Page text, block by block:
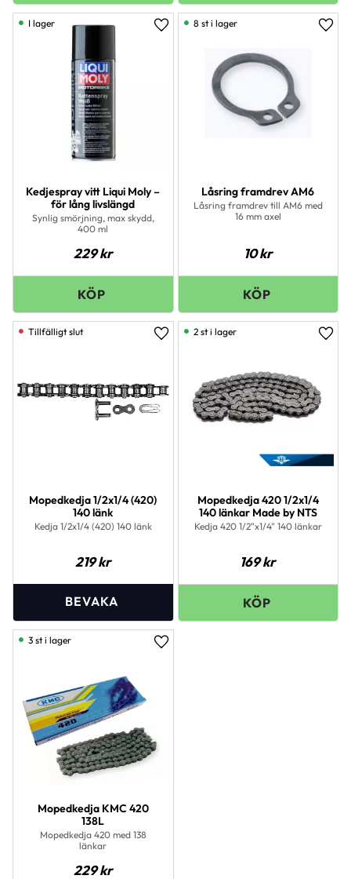
Kedjespray vitt Liqui Moly –
för lång livslängd
Synlig smörjning, max skydd,
400 ml
229kr
Lägg till i favoriter
I lager
Låsring framdrev AM6
Låsring framdrev till AM6 med
16 mm axel
10kr
8 st i lager
Mopedkedja 1/2x1/4 (420)
140 länk
Kedja 1/2x1/4 (420) 140 länk
219kr
Lägg till i favoriter
Mopedkedja 420 1/2x1/4
140 länkar Made by NTS
Kedja 420 1/2"x1/4" 140 länkar
169kr
2 st i lager
Mopedkedja KMC 420
138L
Mopedkedja 420 med 138
länkar
229kr
Lägg till i favoriter
3 st i lager